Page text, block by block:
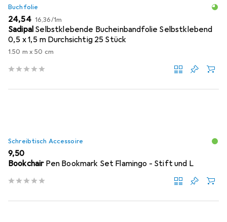
Buchfolie
EUR
24,54 EUR
16,36/1m
Sadipal Selbstklebende Bucheinbandfolie Selbstklebend
0,5 x 1,5 m Durchsichtig 25 Stück
1.50 m x 50 cm
Schreibtisch Accessoire
EUR
9,50
Bookchair Pen Bookmark Set Flamingo - Stift und L